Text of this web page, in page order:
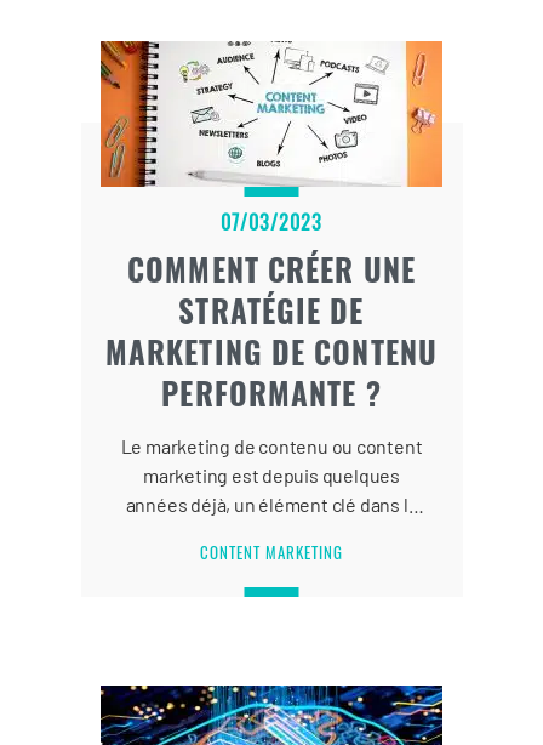
07/03/2023
COMMENT CRÉER UNE
STRATÉGIE DE
MARKETING DE CONTENU
PERFORMANTE ?
Le marketing de contenu ou content
marketing est depuis quelques
années déjà, un élément clé dans la
Seulement, entre la multiplication
des canaux de communication, le
Internet.
CONTENT MARKETING